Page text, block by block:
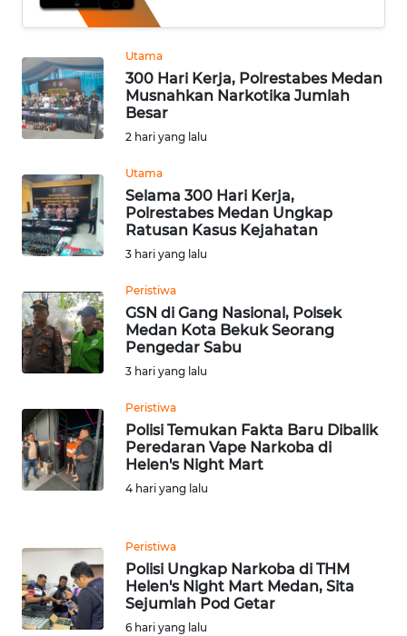
Utama
300 Hari Kerja, Polrestabes Medan
Musnahkan Narkotika Jumlah
Besar
2 hari yang lalu
Utama
Selama 300 Hari Kerja,
Polrestabes Medan Ungkap
Ratusan Kasus Kejahatan
3 hari yang lalu
Peristiwa
GSN di Gang Nasional, Polsek
Medan Kota Bekuk Seorang
Pengedar Sabu
3 hari yang lalu
Peristiwa
Polisi Temukan Fakta Baru Dibalik
Peredaran Vape Narkoba di
Helen's Night Mart
4 hari yang lalu
Peristiwa
Polisi Ungkap Narkoba di THM
Helen's Night Mart Medan, Sita
Sejumlah Pod Getar
6 hari yang lalu
SERBA-
SERBI
OPINI
Informasi
INDEKS
BERITA
KONTAK
KAMI
INFO
IKLAN
TENTANG
PEDOMAN
MEDIA
SIBER
KARIR
DISCLAIMER